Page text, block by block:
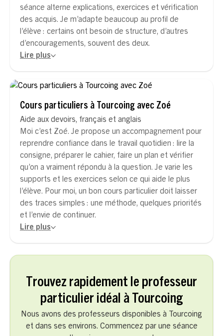
Trouvez rapidement le professeur
particulier idéal à Tourcoing
Nous avons des professeurs disponibles à Tourcoing
et dans ses environs. Commencez par une séance
séance alterne explications, exercices et vérification
des acquis. Je m’adapte beaucoup au profil de
l’élève : certains ont besoin de structure, d’autres
d’encouragements, souvent des deux.
Lire plus
Cours particuliers à Tourcoing avec Zoé
Aide aux devoirs, français et anglais
Moi c’est Zoé. Je propose un accompagnement pour
reprendre confiance dans le travail quotidien : lire la
consigne, préparer le cahier, faire un plan et vérifier
qu’on a vraiment répondu à la question. Je varie les
supports et les exercices selon ce qui aide le plus
l’élève. Pour moi, un bon cours particulier doit laisser
des traces simples : une méthode, quelques priorités
et l’envie de continuer.
Lire plus